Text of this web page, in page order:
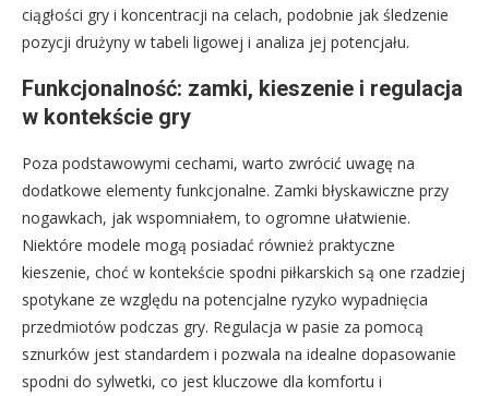
ciągłości gry i koncentracji na celach, podobnie jak śledzenie
pozycji drużyny w tabeli ligowej i analiza jej potencjału.
Funkcjonalność: zamki, kieszenie i regulacja
w kontekście gry
Poza podstawowymi cechami, warto zwrócić uwagę na
dodatkowe elementy funkcjonalne. Zamki błyskawiczne przy
nogawkach, jak wspomniałem, to ogromne ułatwienie.
Niektóre modele mogą posiadać również praktyczne
kieszenie, choć w kontekście spodni piłkarskich są one rzadziej
spotykane ze względu na potencjalne ryzyko wypadnięcia
przedmiotów podczas gry. Regulacja w pasie za pomocą
sznurków jest standardem i pozwala na idealne dopasowanie
spodni do sylwetki, co jest kluczowe dla komfortu i